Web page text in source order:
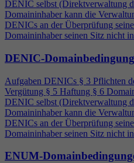
DENIC selbst (Direktverwaltung
Domaininhaber kann die
DENICs an der Überprüfung
Domaininhaber seinen Sitz nicht
DENIC-
Aufgaben DENICs § 3 Pflichten
Vergütung § 5 Haftung § 6
DENIC selbst (Direktverwaltung
Domaininhaber kann die
DENICs an der Überprüfung
Domaininhaber seinen Sitz nicht
ENUM-